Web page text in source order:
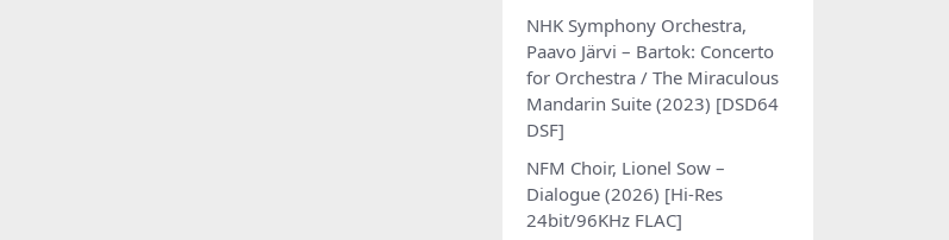
NHK Symphony Orchestra,
Paavo Järvi – Bartok: Concerto
for Orchestra / The Miraculous
Mandarin Suite (2023) [DSD64
DSF]
NFM Choir, Lionel Sow –
Dialogue (2026) [Hi-Res
24bit/96KHz FLAC]